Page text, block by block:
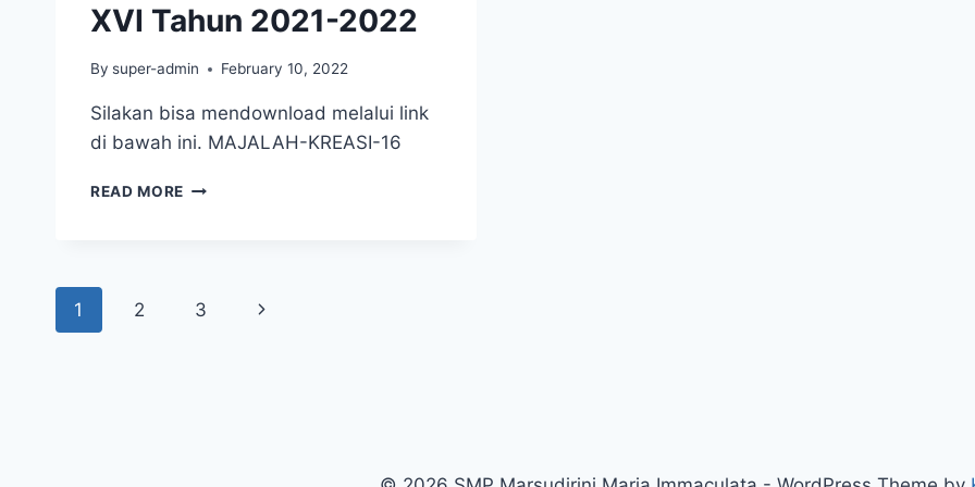
XVI Tahun 2021-2022
By super-admin February 10, 2022
Silakan bisa mendownload melalui link
di bawah ini. MAJALAH-KREASI-16
READ MORE MAJALAH
2021-
2022
Page
1 2 3
Next